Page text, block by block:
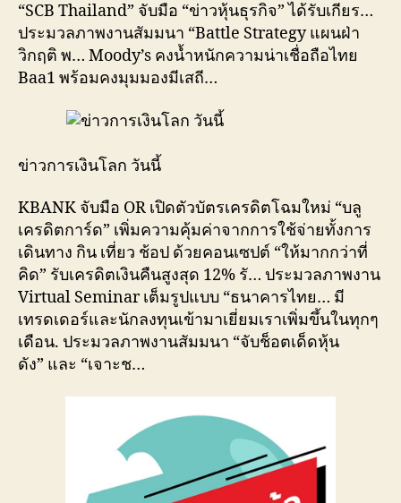
“SCB Thailand” จับมือ “ข่าวหุ้นธุรกิจ” ได้รับเกียร…
ประมวลภาพงานสัมมนา “Battle Strategy แผนฝ่า
วิกฤติ พ… Moody’s คงน้ำหนักความน่าเชื่อถือไทย
Baa1 พร้อมคงมุมมองมีเสถี…
ข่าวการเงินโลก วันนี้
KBANK จับมือ OR เปิดตัวบัตรเครดิตโฉมใหม่ “บลู
เครดิตการ์ด” เพิ่มความคุ้มค่าจากการใช้จ่ายทั้งการ
เดินทาง กิน เที่ยว ช้อป ด้วยคอนเซปต์ “ให้มากกว่าที่
คิด” รับเครดิตเงินคืนสูงสุด 12% รั… ประมวลภาพงาน
Virtual Seminar เต็มรูปแบบ “ธนาคารไทย… มี
เทรดเดอร์และนักลงทุนเข้ามาเยี่ยมเราเพิ่มขึ้นในทุกๆ
เดือน. ประมวลภาพงานสัมมนา “จับช็อตเด็ดหุ้น
ดัง” และ “เจาะช…